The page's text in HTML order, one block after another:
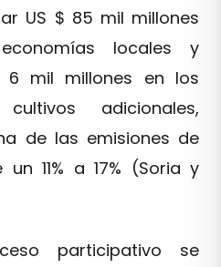
US $ 85 mil millones
locales y
6 mil millones en los
adicionales,
de las emisiones de
11% a 17% (Soria y
participativo se